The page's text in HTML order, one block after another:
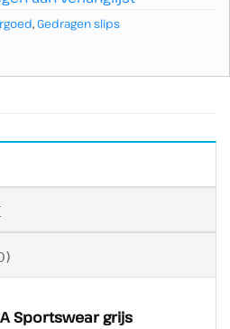
,Gedragen slips
Sportswear grijs